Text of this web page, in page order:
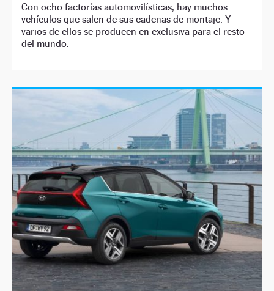
Con ocho factorías automovilísticas, hay muchos
vehículos que salen de sus cadenas de montaje. Y
varios de ellos se producen en exclusiva para el resto
del mundo.